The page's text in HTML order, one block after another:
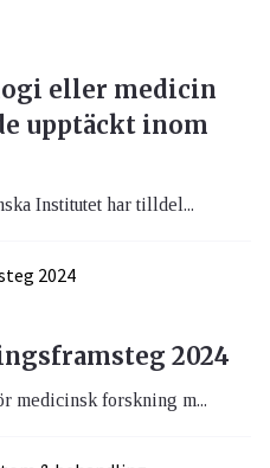
eller medicin
upptäckt inom
Institutet har tilldel...
2024
medicinsk forskning m...